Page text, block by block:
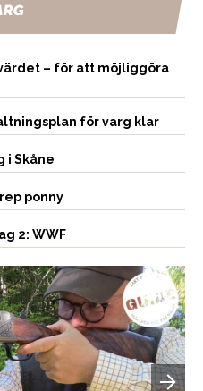
– för att möjliggöra
för varg klar
i Skåne
ponny
2: WWF